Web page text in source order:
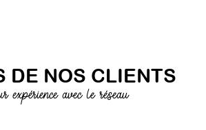
DE NOS CLIENTS
avec le réseau